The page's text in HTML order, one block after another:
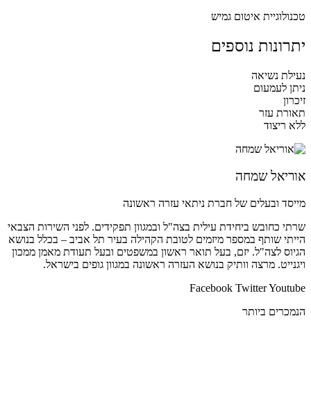
טכנולוגיית איטום גמיש
יתרונות נוספים
נעילת נשיאה
ניתן לעמעום
זיכרון
תאורת עזר
ללא ריצוד
אוריאל שמחה
מייסד ובעלים של חברת ניתאי עזרה ראשונה
שרתי כחובש ביחידת עילית בצה"ל ובמגוון תפקידים. לפני השירות הצבאי
הייתי שותף במספר מיזמים לטובת הקהילה בעיר תל אביב – בכלל בנושא
הגיוס לצה"ל. יזם, בעל תואר ראשון במשפטים ובעל תעודת מאמן ממכון
ויגנייט. מרצה וותיק בנושא העזרה ראשונה במגוון גופים בישראל.
Facebook TwitterYoutube
הנמכרים ביותר